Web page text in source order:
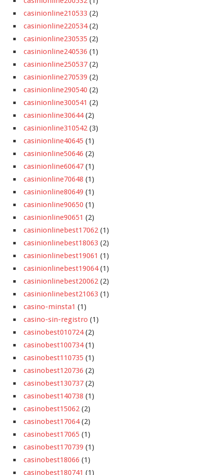
casinionline210533 (2)
casinionline220534(2)
casinionline230535 (2)
casinionline240536 (1)
casinionline250537 (2)
casinionline270539 (2)
casinionline290540 (2)
casinionline300541 (2)
casinionline30644(2)
casinionline310542 (3)
casinionline40645 (1)
casinionline50646 (2)
casinionline60647 (1)
casinionline70648 (1)
casinionline80649 (1)
casinionline90650 (1)
casinionline90651 (2)
casinionlinebest17062 (1)
casinionlinebest18063 (2)
casinionlinebest19061 (1)
casinionlinebest19064(1)
casinionlinebest20062 (2)
casinionlinebest21063 (1)
casino-minsta1 (1)
casino-sin-registro (1)
casinobest010724(2)
casinobest100734(1)
casinobest110735 (1)
casinobest120736 (2)
casinobest130737 (2)
casinobest140738 (1)
casinobest15062 (2)
casinobest17064(2)
casinobest17065 (1)
casinobest170739 (1)
casinobest18066 (1)
casinobest180741 (1)